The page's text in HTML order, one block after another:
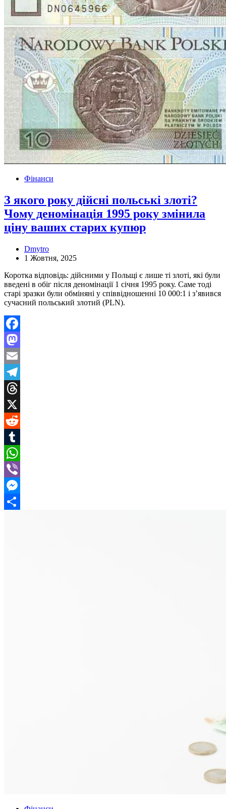
Фінанси
З якого року дійсні польські злоті?
Чому деномінація 1995 року змінила
ціну ваших старих купюр
Dmytro
1 Жовтня, 2025
Коротка відповідь: дійсними у Польщі є лише ті злоті, які були
введені в обіг після деномінації 1 січня 1995 року. Саме тоді
старі зразки були обміняні у співвідношенні 10 000:1 і з’явився
сучасний польський злотий (PLN).
Facebook
Mastodon
Email
Telegram
Threads
X
Reddit
Tumblr
WhatsApp
Viber
Messenger